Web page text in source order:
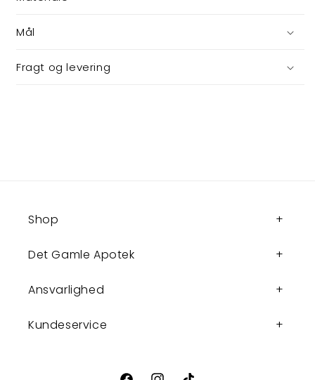
Mål
Fragt og levering
Shop
Det Gamle Apotek
Ansvarlighed
Kundeservice